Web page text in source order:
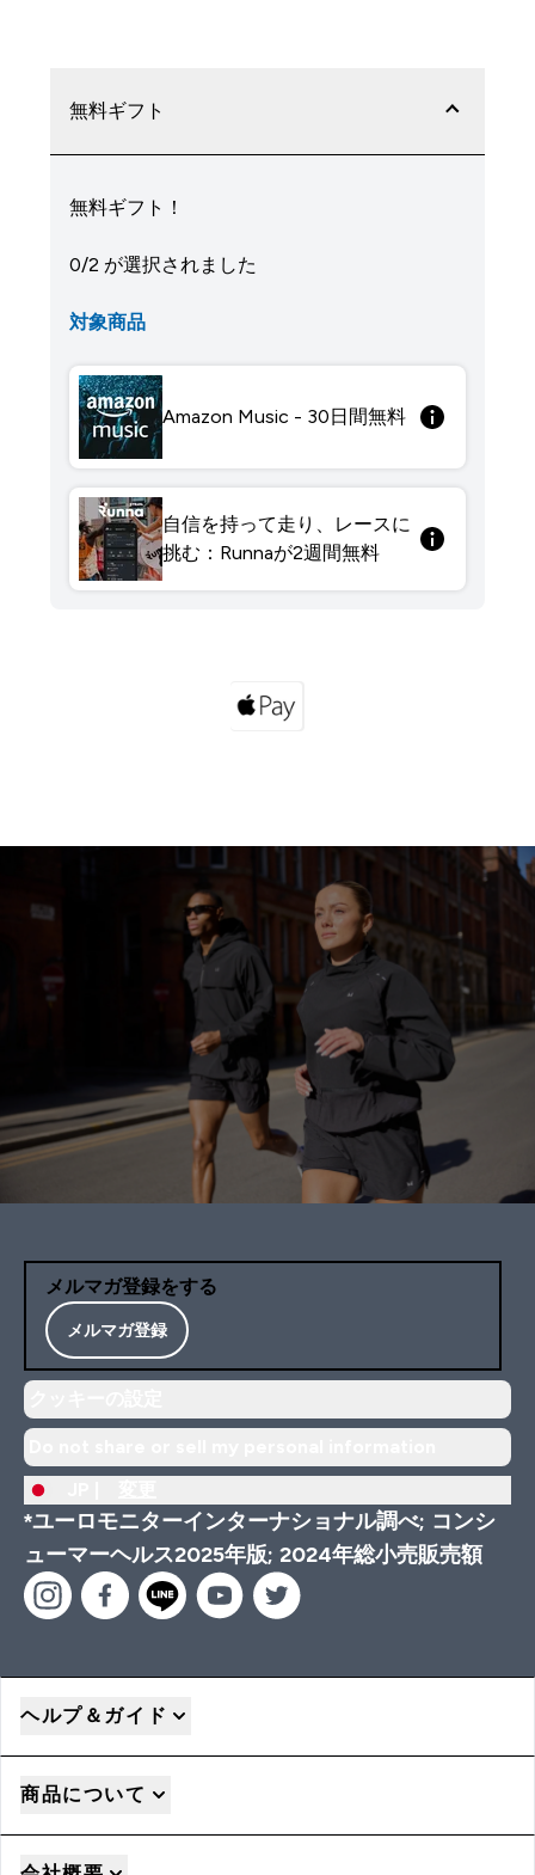
無料ギフト
無料ギフト！
0/2 が選択されました
対象商品
Amazon Music - 30日間無料
自信を持って走り、レースに
挑む：Runnaが2週間無料
メルマガ登録をする
メルマガ登録
*ユーロモニターインターナショナル調べ; コンシ
ューマーヘルス2025年版; 2024年総小売販売額
ヘルプ＆ガイド
商品について